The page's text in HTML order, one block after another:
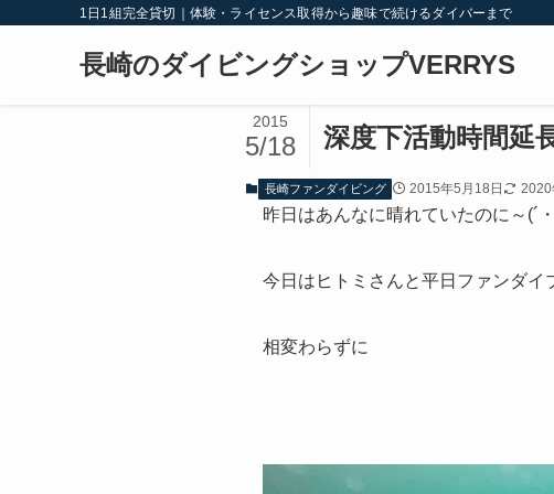
1日1組完全貸切｜体験・ライセンス取得から趣味で続けるダイバーまで
長崎のダイビングショップVERRYS
深度下活動時間延
2015
5/18
長崎ファンダイビング 2015年5月18日 2020
昨日はあんなに晴れていたのに～(´
今日はヒトミさんと平日ファンダ
相変わらずに